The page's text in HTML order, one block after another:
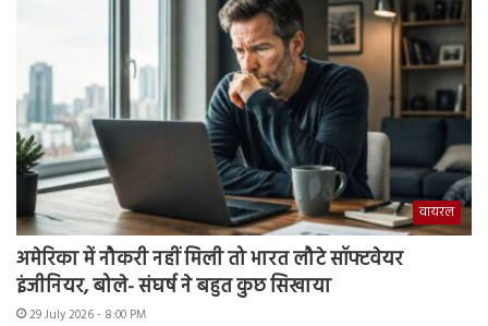
वायरल
अमेरिका में नौकरी नहीं मिली तो भारत लौटे सॉफ्टवेयर
इंजीनियर, बोले- संघर्ष ने बहुत कुछ सिखाया
29 July 2026 - 8:00 PM